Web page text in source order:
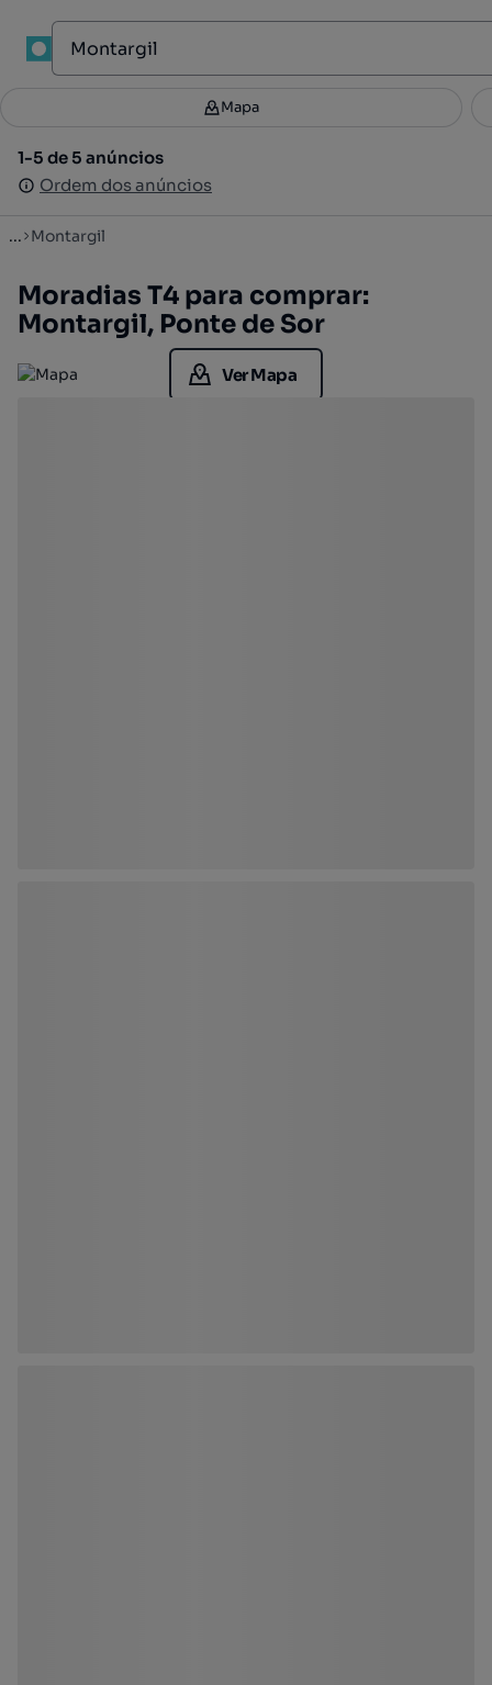
Filtros 3
1-5 de 5 anúncios
Ordem dos anúncios
Mapa
1-5 de 5 anúncios
Ordem dos anúncios
... Montargil
Moradias T4 para comprar:
Montargil, Ponte de Sor
Ver Mapa